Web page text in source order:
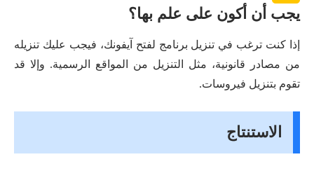
يجب أن أكون على علم بها؟
إذا كنت ترغب في تنزيل برنامج لفتح آيفونك، فيجب عليك تنزيله
من مصادر قانونية، مثل التنزيل من المواقع الرسمية. وإلا قد
تقوم بتنزيل فيروسات.
الاستنتاج